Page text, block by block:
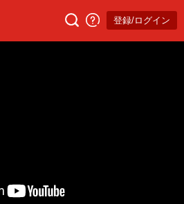
登録/ログイン